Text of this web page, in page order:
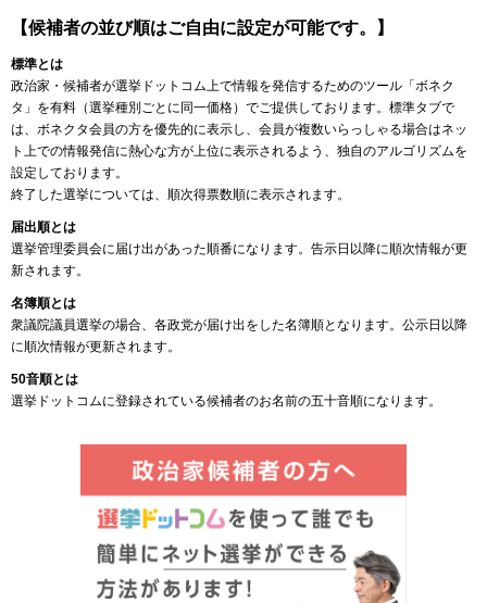
【候補者の並び順はご自由に設定が可能です。】
標準とは
政治家・候補者が選挙ドットコム上で情報を発信するためのツール「ボネク
タ」を有料（選挙種別ごとに同一価格）でご提供しております。標準タブで
は、ボネクタ会員の方を優先的に表示し、会員が複数いらっしゃる場合はネッ
ト上での情報発信に熱心な方が上位に表示されるよう、独自のアルゴリズムを
設定しております。
終了した選挙については、順次得票数順に表示されます。
届出順とは
選挙管理委員会に届け出があった順番になります。告示日以降に順次情報が更
新されます。
名簿順とは
衆議院議員選挙の場合、各政党が届け出をした名簿順となります。公示日以降
に順次情報が更新されます。
50音順とは
選挙ドットコムに登録されている候補者のお名前の五十音順になります。